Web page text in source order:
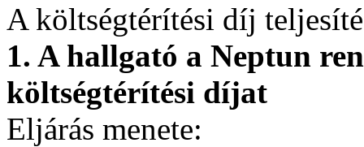
A költségtérítési díj
1. A hallgató a Neptun
költségtérítési díjat
Eljárás menete: